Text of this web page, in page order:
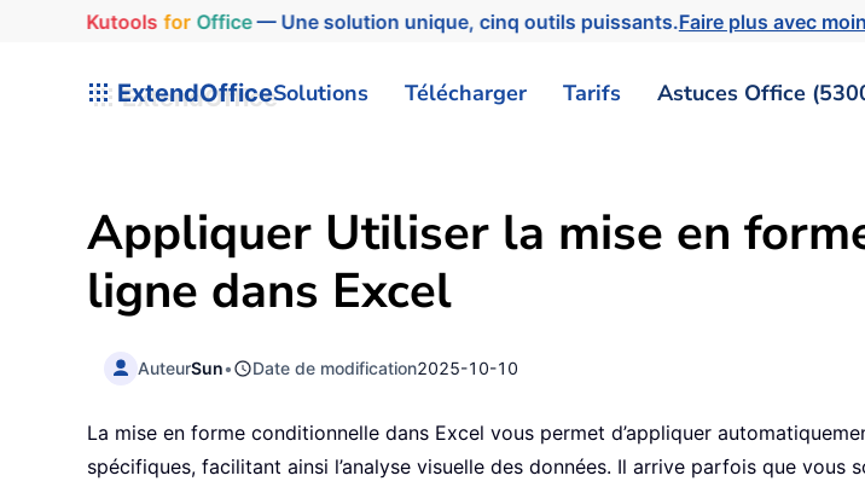
Kutools for Office— Une solution unique, cinq outils puissants.Faire plus avec
ExtendOfficeSolutions Télécharger Tarifs Astuces Office
Appliquer Utiliser la mise en
ligne dans Excel
AuteurSun• Date de modification2025-10-10
La mise en forme conditionnelle dans Excel vous permet d’appliquer
spécifiques, facilitant ainsi l’analyse visuelle des données. Il arrive parfois que